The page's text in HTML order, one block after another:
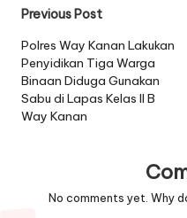
Post
navigation
Previous Post
Polres Way Kanan Lakukan
Penyidikan Tiga Warga
Binaan Diduga Gunakan
Sabu di Lapas Kelas II B
Way Kanan
No comments yet. Why